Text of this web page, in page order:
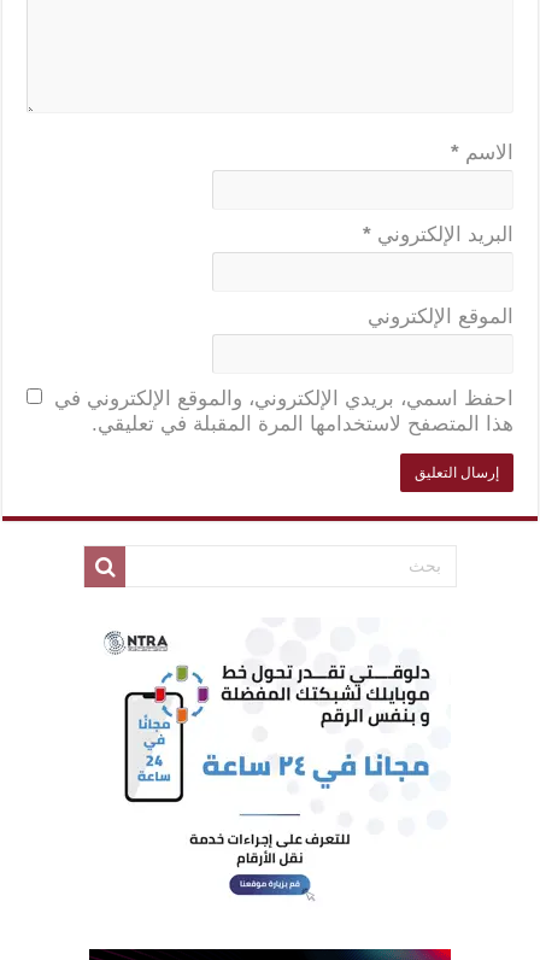
الاسم *
البريد الإلكتروني *
الموقع الإلكتروني
احفظ اسمي، بريدي الإلكتروني، والموقع الإلكتروني في
هذا المتصفح لاستخدامها المرة المقبلة في تعليقي.